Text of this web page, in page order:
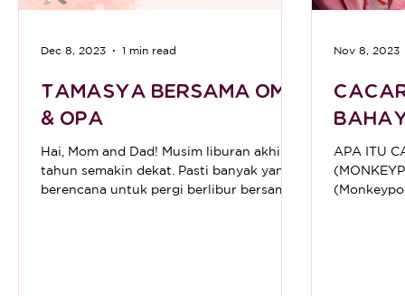
TAMASYA BERSAMA OMA
& OPA
Hai, Mom and Dad! Musim liburan akhir
tahun semakin dekat. Pasti banyak yang
berencana untuk pergi berlibur bersama
Dec 8, 2023 1 min read
APA ITU
Nov 8, 2023